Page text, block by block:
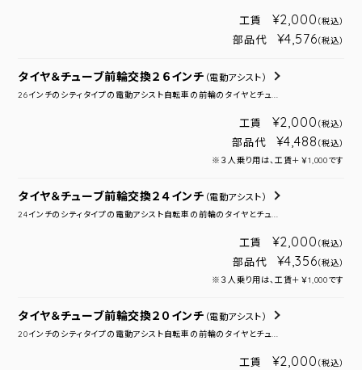
工賃 ¥2,000 （税込）
部品代 ¥4,576（税込）
タイヤ＆チューブ前輪交換２６インチ （電動アシスト）
26インチのシティタイプの電動アシスト自転車の前輪のタイヤとチュ...
工賃 ¥2,000 （税込）
部品代 ¥4,488 （税込）
※３人乗り用は、工賃＋￥1,000です
タイヤ＆チューブ前輪交換２４インチ （電動アシスト）
24インチのシティタイプの電動アシスト自転車の前輪のタイヤとチュ...
工賃 ¥2,000 （税込）
部品代 ¥4,356（税込）
※３人乗り用は、工賃＋￥1,000です
タイヤ＆チューブ前輪交換２０インチ （電動アシスト）
20インチのシティタイプの電動アシスト自転車の前輪のタイヤとチュ...
工賃 ¥2,000 （税込）